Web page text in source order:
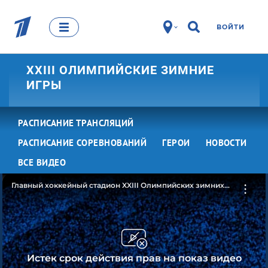
ВОЙТИ
XXIII ОЛИМПИЙСКИЕ ЗИМНИЕ
ИГРЫ
РАСПИСАНИЕ ТРАНСЛЯЦИЙ
РАСПИСАНИЕ СОРЕВНОВАНИЙ
ГЕРОИ
НОВОСТИ
ВСЕ ВИДЕО
Истек срок действия прав на показ видео
Главный хоккейный стадион XXIII Олимпийских зимних
игр